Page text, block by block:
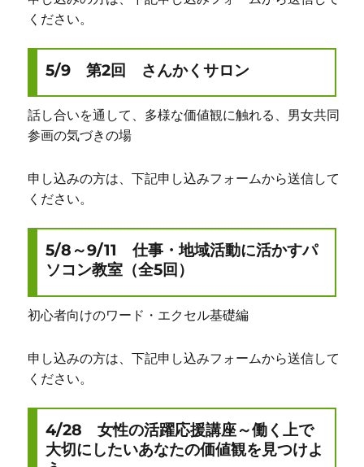
ください。
5/9 第2回 さんかくサロン
話し合いを通して、多様な価値観に触れる、男女共同
参画の気づきの場
申し込みの方は、下記申し込みフォームから送信して
ください。
5/8～9/11 仕事・地域活動に活かすパ
ソコン教室（全5回）
初心者向けのワード・エクセル基礎編
申し込みの方は、下記申し込みフォームから送信して
ください。
4/28 女性の活躍応援講座～働く上で
大切にしたいあなたの価値観を見つけよ